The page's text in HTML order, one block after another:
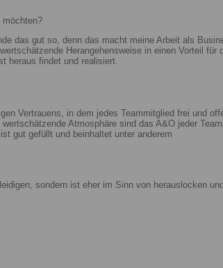
möchten?
das gut so, denn das macht meine Arbeit als
Herangehensweise in einen Vorteil für
heraus findet und realisiert.
Vertrauens, in dem jedes Teammitglied frei und
Atmosphäre sind das A&O jeder
gut gefüllt und beinhaltet unter anderem
sondern ist eher im Sinn von herauslocken